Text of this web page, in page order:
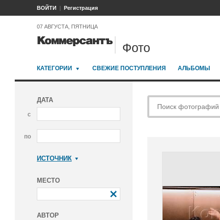
ВОЙТИ Регистрация
07 АВГУСТА, ПЯТНИЦА
Фото
КАТЕГОРИИ СВЕЖИЕ ПОСТУПЛЕНИЯ АЛЬБОМЫ
ДАТА
с
по
ИСТОЧНИК
МЕСТО
АВТОР